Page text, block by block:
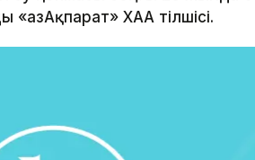
ХАА тілшісі.